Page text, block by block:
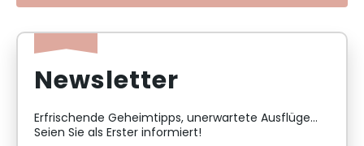
Newsletter
Erfrischende Geheimtipps, unerwartete Ausflüge...
Seien Sie als Erster informiert!